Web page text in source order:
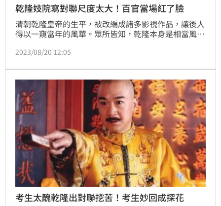
乾隆妓院寫對聯尺度太大！百官當場紅了臉
清朝乾隆皇帝的生平，被改編成諸多影視作品，讓後人
得以一窺當年的風華。眾所皆知，乾隆本身是相當風流
次下江南時，乾隆的團隊曾經過一處頗為大間的妓院，
2023/08/20 12:05
考生太醜乾隆出對聯挖苦！考生妙回成探花